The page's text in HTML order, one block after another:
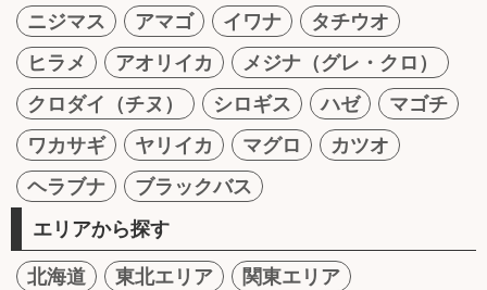
ニジマス
アマゴ イワナ
タチウオ
ヒラメ
アオリイカ
メジナ（グレ・クロ）
クロダイ（チヌ）
シロギス ハゼ
マゴチ
ワカサギ
ヤリイカ マグロ
カツオ
ヘラブナ
ブラックバス
エリアから探す
北海道 東北エリア
関東エリア